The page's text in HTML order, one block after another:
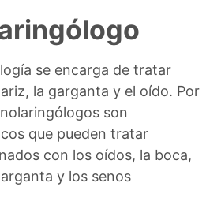
se encarga de tratar
la garganta y el oído. Por
son
que pueden tratar
con los oídos, la boca,
y los senos